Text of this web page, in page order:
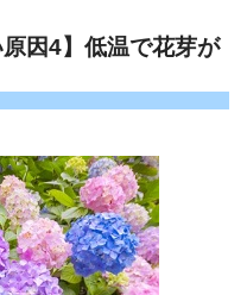
原因4】低温で花芽が